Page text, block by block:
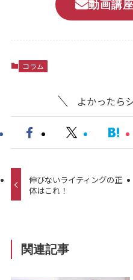
動画講
コラム
よかったら
伸びないライティングの正
体はこれ！
関連記事